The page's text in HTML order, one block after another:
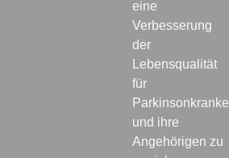
eine
Verbesserung
der
Lebensqualität
für
Parkinsonkranke
und ihre
Angehörigen zu